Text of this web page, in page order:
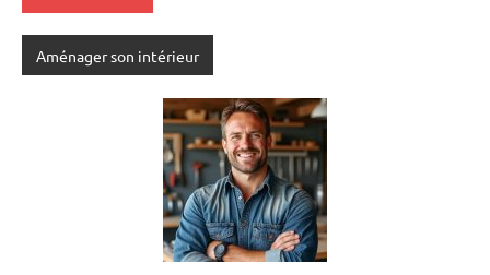
Aménager son intérieur